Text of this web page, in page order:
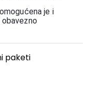
je i
paketi